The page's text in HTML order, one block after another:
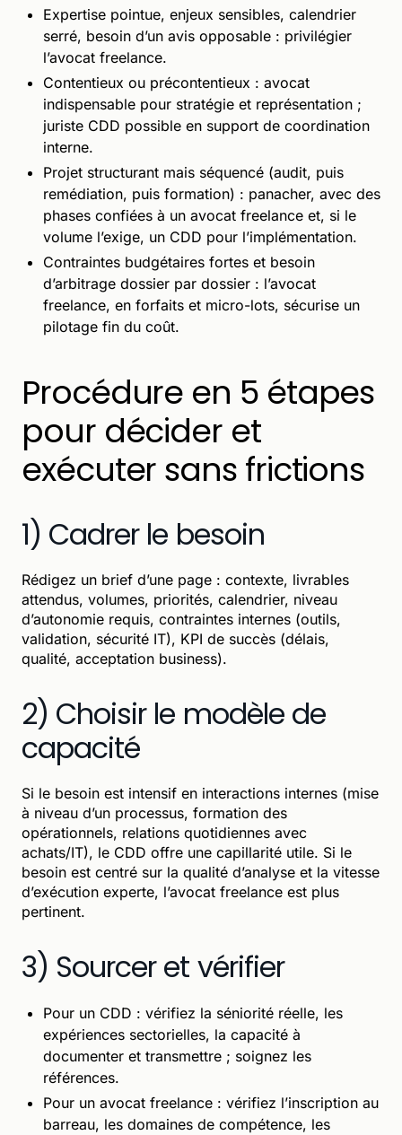
Expertise pointue, enjeux sensibles, calendrier
serré, besoin d’un avis opposable : privilégier
l’avocat freelance.
Contentieux ou précontentieux : avocat
indispensable pour stratégie et représentation ;
juriste CDD possible en support de coordination
interne.
Projet structurant mais séquencé (audit, puis
remédiation, puis formation) : panacher, avec des
phases confiées à un avocat freelance et, si le
volume l’exige, un CDD pour l’implémentation.
Contraintes budgétaires fortes et besoin
d’arbitrage dossier par dossier : l’avocat
freelance, en forfaits et micro-lots, sécurise un
pilotage fin du coût.
Procédure en 5 étapes
pour décider et
exécuter sans frictions
1) Cadrer le besoin
Rédigez un brief d’une page : contexte, livrables
attendus, volumes, priorités, calendrier, niveau
d’autonomie requis, contraintes internes (outils,
validation, sécurité IT), KPI de succès (délais,
qualité, acceptation business).
2) Choisir le modèle de
capacité
Si le besoin est intensif en interactions internes (mise
à niveau d’un processus, formation des
opérationnels, relations quotidiennes avec
achats/IT), le CDD offre une capillarité utile. Si le
besoin est centré sur la qualité d’analyse et la vitesse
d’exécution experte, l’avocat freelance est plus
pertinent.
3) Sourcer et vérifier
Pour un CDD : vérifiez la séniorité réelle, les
expériences sectorielles, la capacité à
documenter et transmettre ; soignez les
références.
Pour un avocat freelance : vérifiez l’inscription au
barreau, les domaines de compétence, les